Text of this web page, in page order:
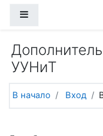
УУНиТ
В начало Вход